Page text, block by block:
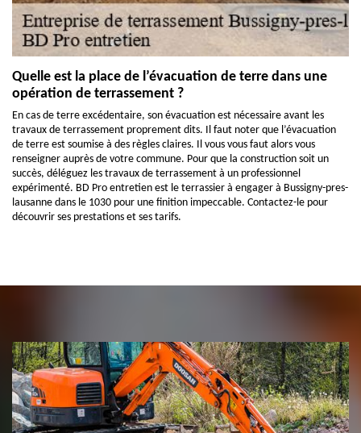
Quelle est la place de l’évacuation de terre dans une
opération de terrassement ?
En cas de terre excédentaire, son évacuation est nécessaire avant les
travaux de terrassement proprement dits. Il faut noter que l’évacuation
de terre est soumise à des règles claires. Il vous vous faut alors vous
renseigner auprès de votre commune. Pour que la construction soit un
succès, déléguez les travaux de terrassement à un professionnel
expérimenté. BD Pro entretien est le terrassier à engager à Bussigny-pres-
lausanne dans le 1030 pour une finition impeccable. Contactez-le pour
découvrir ses prestations et ses tarifs.